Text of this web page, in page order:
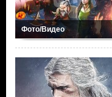
Фото/Видео